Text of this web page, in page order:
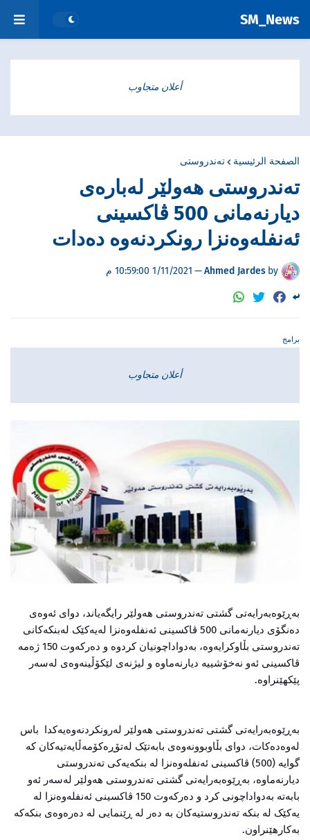
SM_News
أعلان متجاوب
الصفحة الرئيسية تەندروستی
تەندروستی هەولێر لەبارەی
دیارنەمانی 500 ڤاکسینی
ئەنفلەوەنزا رونکردنەوە دەدات
by
Ahmed Jardes
— 1/11/2021 10:59:00 م
برامج
أعلان متجاوب
بەڕێوەبەرایەتی گشتی تەندروستی هەولێر رایگەیاند، دوای ئەوەی
دەنگۆی دیارنەمانی 500 ڤاکسینی ئەنفلەوەنزا لەیەکێک لەبنکەکانی
تەندروستی بڵاوکرایەوە، بەدواداچونیان کردوە و دەرکەوت 150 ژەمە
ڤاکسینی ئەو نەخۆشییە دیارنەماوە و لیژنەی لێکۆڵینەوەی لەسەر
پێکهێنراوە.
بەڕێوەبەرایەتی گشتی تەندروستی هەولێر لەرونکردنەوەیەکدا باس
لەوەدەکات، دوای بڵاوبوونەوەی بابەتێک لەتۆڕەکۆمەڵایەتیەکان کە
گوایە (500) ڤاکسینی ئەنفلەوەنزا لە بنکەیەکی تەندروستی
دیارنەماوە، بەڕێوەبەرایەتی گشتی تەندروستی هەولێر لەسەر ئەو
بابەتە بەدواداچونی کرد و دەرکەوت 150 ڤاکسینی ئەنفلەوەنزا لە
یەکێک لە بنکە تەندروستیەکان بە دەر لە ڕێنمایی لە دەرەوەی بنکەکە
بەکارهێنراون.